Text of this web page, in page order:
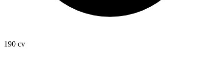
190 cv